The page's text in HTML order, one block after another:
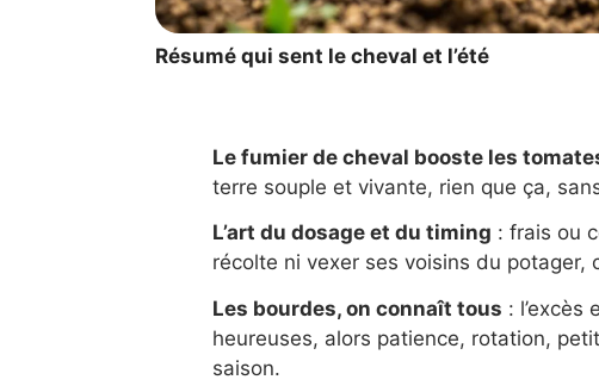
Résumé qui sent le cheval et l’été
Le fumier de cheval booste les
terre souple et vivante, rien que ça,
L’art du dosage et du timing : frais ou
récolte ni vexer ses voisins du potager,
Les bourdes, on connaît tous :
heureuses, alors patience, rotation,
saison.